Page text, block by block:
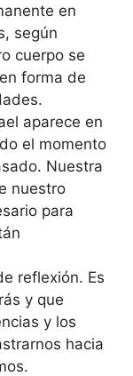
en
según
cuerpo se
forma de
aparece en
el momento
Nuestra
nuestro
para
reflexión. Es
y que
y los
hacia